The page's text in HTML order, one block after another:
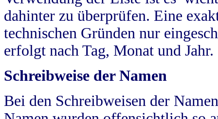
dahinter zu überprüfen. Eine
technischen Gründen nur
erfolgt nach Tag, Monat und Jahr.
Schreibweise der Namen
Bei den Schreibweisen der